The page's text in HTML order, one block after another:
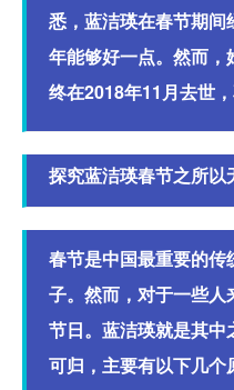
悉，蓝洁瑛在春节期
年能够好一点。然而
终在2018年11月去世，
探究蓝洁瑛春节之所以
春节是中国最重要的传
子。然而，对于一些
节日。蓝洁瑛就是其
可归，主要有以下几个